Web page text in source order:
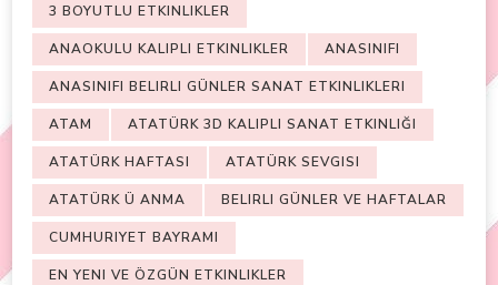
3 BOYUTLU ETKINLIKLER
ANAOKULU KALIPLI ETKINLIKLER ANASINIFI
ANASINIFI BELIRLI GÜNLER SANAT ETKINLIKLERI
ATAM ATATÜRK 3D KALIPLI SANAT ETKINLIĞI
ATATÜRK HAFTASI ATATÜRK SEVGISI
ATATÜRK Ü ANMA BELIRLI GÜNLER VE HAFTALAR
CUMHURIYET BAYRAMI
EN YENI VE ÖZGÜN ETKINLIKLER